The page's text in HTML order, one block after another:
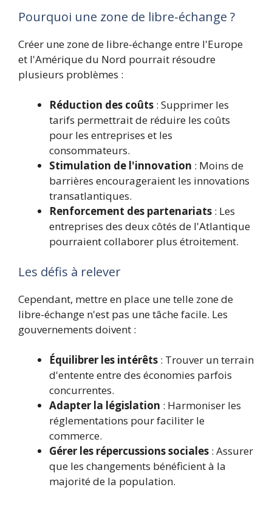
Pourquoi une zone de libre-échange ?
Créer une zone de libre-échange entre l'Europe
et l'Amérique du Nord pourrait résoudre
plusieurs problèmes :
Réduction des coûts : Supprimer les
tarifs permettrait de réduire les coûts
pour les entreprises et les
consommateurs.
Stimulation de l'innovation : Moins de
barrières encourageraient les innovations
transatlantiques.
Renforcement des partenariats : Les
entreprises des deux côtés de l'Atlantique
pourraient collaborer plus étroitement.
Les défis à relever
Cependant, mettre en place une telle zone de
libre-échange n'est pas une tâche facile. Les
gouvernements doivent :
Équilibrer les intérêts : Trouver un terrain
d'entente entre des économies parfois
concurrentes.
Adapter la législation : Harmoniser les
réglementations pour faciliter le
commerce.
Gérer les répercussions sociales : Assurer
que les changements bénéficient à la
majorité de la population.